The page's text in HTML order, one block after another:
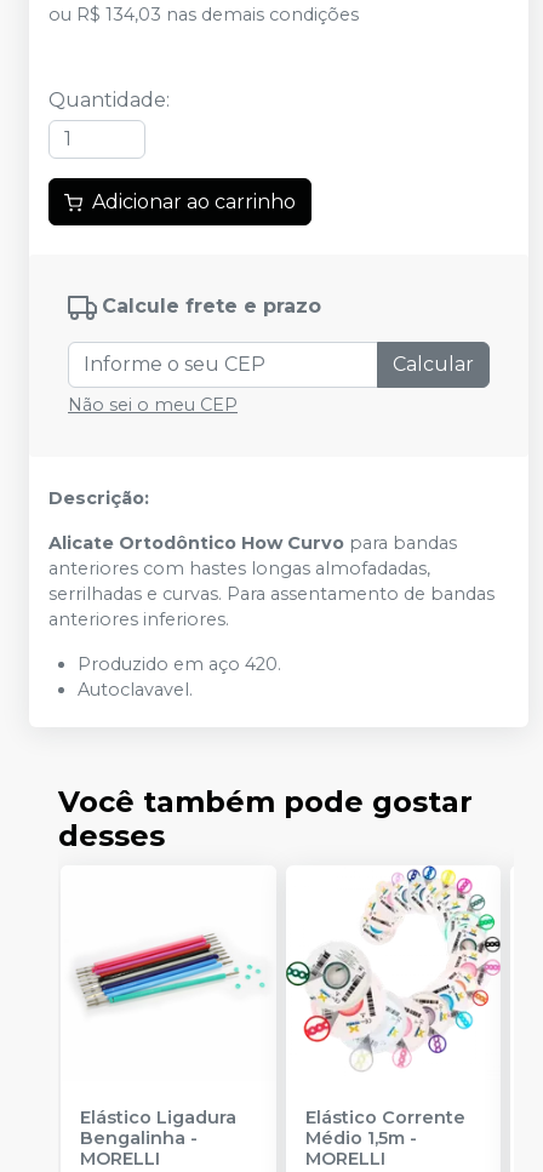
ou R$ 134,03 nas demais condições
Quantidade:
Adicionar ao carrinho
Calcule frete e prazo
Calcular
Não sei o meu CEP
Descrição:
Alicate Ortodôntico How Curvo para bandas
anteriores com hastes longas almofadadas,
serrilhadas e curvas. Para assentamento de bandas
anteriores inferiores.
Produzido em aço 420.
Autoclavavel.
Você também pode gostar
desses
Elástico Ligadura
Bengalinha -
MORELLI
Elástico Corrente
Médio 1,5m-
MORELLI